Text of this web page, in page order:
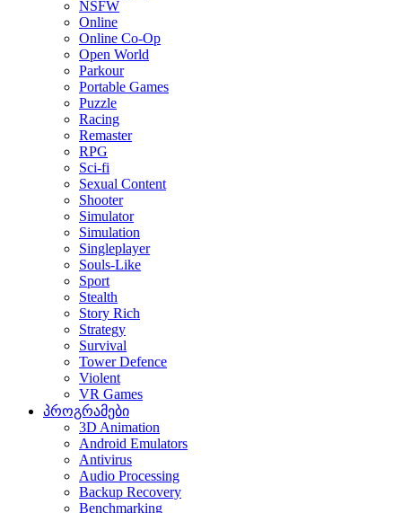
NSFW
Online
Online Co-Op
Open World
Parkour
Portable Games
Puzzle
Racing
Remaster
RPG
Sci-fi
Sexual Content
Shooter
Simulator
Simulation
Singleplayer
Souls-Like
Sport
Stealth
Story Rich
Strategy
Survival
Tower Defence
Violent
VR Games
პროგრამები
3D Animation
Android Emulators
Antivirus
Audio Processing
Backup Recovery
Benchmarking